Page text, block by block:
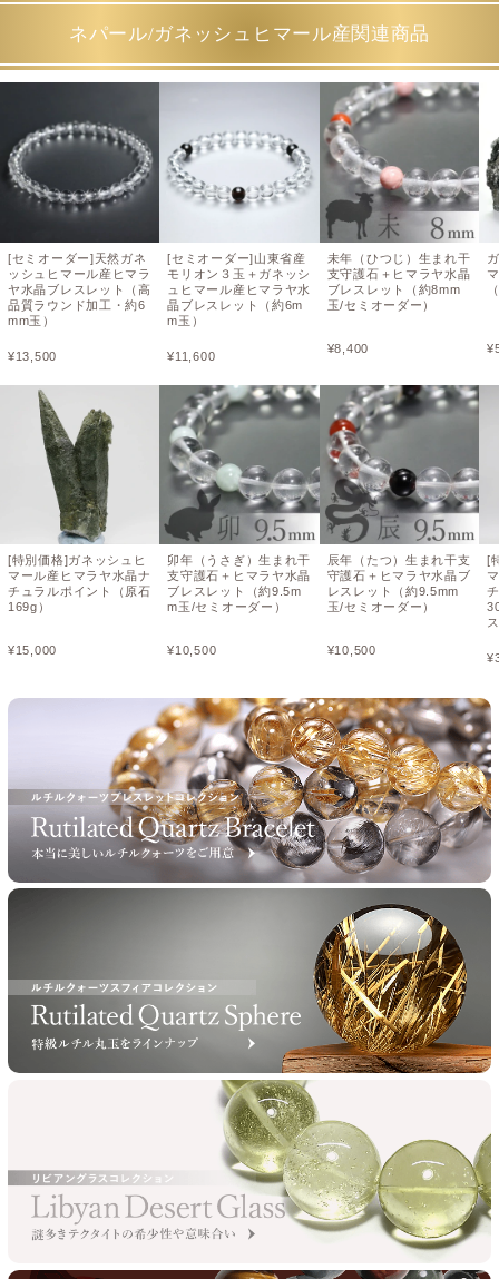
ネパール/ガネッシュヒマール産関連商品
[セミオーダー]天然ガネ
ッシュヒマール産ヒマラ
ヤ水晶ブレスレット（高
品質ラウンド加工・約6
mm玉）
¥13,500
[特別価格]ガネッシュヒ
マール産ヒマラヤ水晶ナ
チュラルポイント（原石
169g）
¥15,000
[セミオーダー]山東省産
モリオン３玉＋ガネッシ
ュヒマール産ヒマラヤ水
晶ブレスレット（約6m
m玉）
¥11,600
卯年（うさぎ）生まれ干
支守護石＋ヒマラヤ水晶
ブレスレット（約9.5m
m玉/セミオーダー）
¥10,500
未年（ひつじ）生まれ干
支守護石＋ヒマラヤ水晶
ブレスレット（約8mm
玉/セミオーダー）
¥8,400
辰年（たつ）生まれ干支
守護石＋ヒマラヤ水晶ブ
レスレット（約9.5mm
玉/セミオーダー）
¥10,500
¥
[
¥